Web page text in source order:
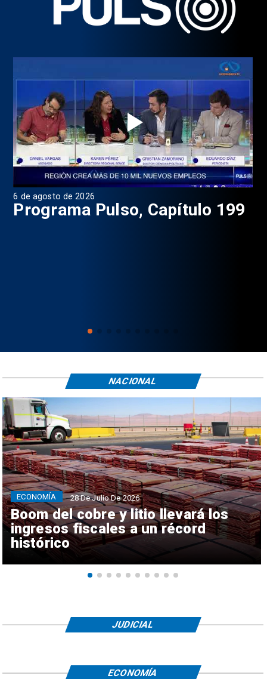
6 de agosto de 2026
Programa Pulso, Capítulo 199
Boom del cobre y litio llevará los
ingresos fiscales a un récord
histórico
ECONOMÍA 28 De Julio De 2026
NACIONAL
JUDICIAL
ECONOMÍA